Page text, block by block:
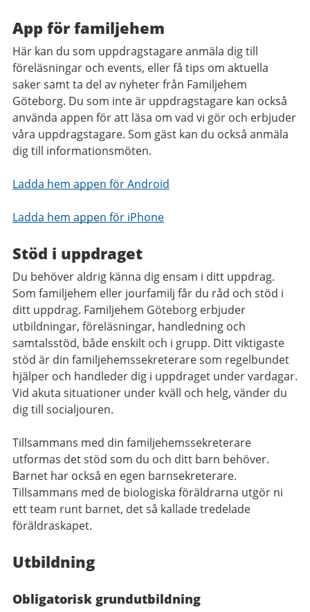
App för familjehem
Här kan du som uppdragstagare anmäla dig till
föreläsningar och events, eller få tips om aktuella
saker samt ta del av nyheter från Familjehem
Göteborg. Du som inte är uppdragstagare kan också
använda appen för att läsa om vad vi gör och erbjuder
våra uppdragstagare. Som gäst kan du också anmäla
dig till informationsmöten.
Ladda hem appen för Android
Ladda hem appen för iPhone
Stöd i uppdraget
Du behöver aldrig känna dig ensam i ditt uppdrag.
Som familjehem eller jourfamilj får du råd och stöd i
ditt uppdrag. Familjehem Göteborg erbjuder
utbildningar, föreläsningar, handledning och
samtalsstöd, både enskilt och i grupp. Ditt viktigaste
stöd är din familjehemssekreterare som regelbundet
hjälper och handleder dig i uppdraget under vardagar.
Vid akuta situationer under kväll och helg, vänder du
dig till socialjouren.
Tillsammans med din familjehemssekreterare
utformas det stöd som du och ditt barn behöver.
Barnet har också en egen barnsekreterare.
Tillsammans med de biologiska föräldrarna utgör ni
ett team runt barnet, det så kallade tredelade
föräldraskapet.
Utbildning
Obligatorisk grundutbildning